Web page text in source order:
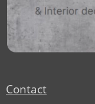
Contact